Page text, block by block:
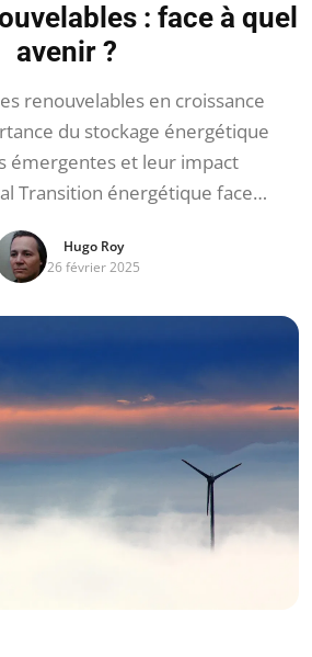
: face à quel
avenir ?
renouvelables en croissance
du stockage énergétique
émergentes et leur impact
Transition énergétique face…
Hugo Roy
26 février 2025